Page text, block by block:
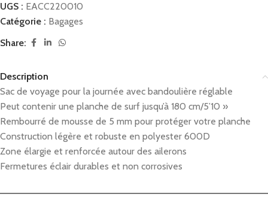
UGS : EACC220010
Catégorie : Bagages
Share:
Description
Sac de voyage pour la journée avec bandoulière réglable
Peut contenir une planche de surf jusqu’à 180 cm/5’10 »
Rembourré de mousse de 5 mm pour protéger votre planche
Construction légère et robuste en polyester 600D
Zone élargie et renforcée autour des ailerons
Fermetures éclair durables et non corrosives